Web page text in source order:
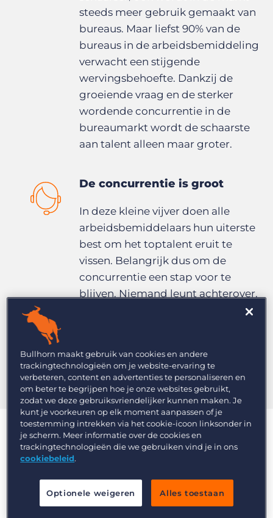
steeds meer gebruik gemaakt van
bureaus. Maar liefst 90% van de
bureaus in de arbeidsbemiddeling
verwacht een stijgende
wervingsbehoefte. Dankzij de
groeiende vraag en de sterker
wordende concurrentie in de
bureaumarkt wordt de schaarste
aan talent alleen maar groter.
De concurrentie is groot
In deze kleine vijver doen alle
arbeidsbemiddelaars hun uiterste
best om het toptalent eruit te
vissen. Belangrijk dus om de
concurrentie een stap voor te
blijven. Niemand leunt achterover.
investeren in
recruitmenttechnologie.
Tips voor succesvolle
Candidate Sourcing
1. A/B test je berichten
Bullhorn maakt gebruik van cookies en andere
trackingtechnologieën om je website-ervaring te
verbeteren, content en advertenties te personaliseren en
om beter te begrijpen hoe je onze websites gebruikt,
zodat we deze gebruiksvriendelijker kunnen maken. Je
kunt je voorkeuren op elk moment aanpassen of je
toestemming intrekken via het cookie-icoon linksonder in
je scherm. Meer informatie over de cookies en
trackingtechnologieën die we gebruiken vind je in ons
cookiebeleid.
Optionele weigeren Alles toestaan